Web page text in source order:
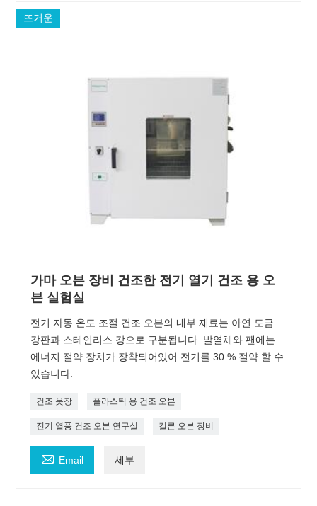
뜨거운
가마 오븐 장비 건조한 전기 열기 건조 용 오
븐 실험실
전기 자동 온도 조절 건조 오븐의 내부 재료는 아연 도금
강판과 스테인리스 강으로 구분됩니다. 발열체와 팬에는
에너지 절약 장치가 장착되어있어 전기를 30 % 절약 할 수
있습니다.
건조 옷장 플라스틱 용 건조 오븐
전기 열풍 건조 오븐 연구실 킬른 오븐 장비
 Email 세부